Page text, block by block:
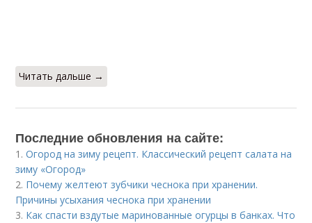
Читать дальше →
Последние обновления на сайте:
1.Огород на зиму рецепт. Классический рецепт салата на
зиму «Огород»
2. Почему желтеют зубчики чеснока при хранении.
Причины усыхания чеснока при хранении
3. Как спасти вздутые маринованные огурцы в банках. Что